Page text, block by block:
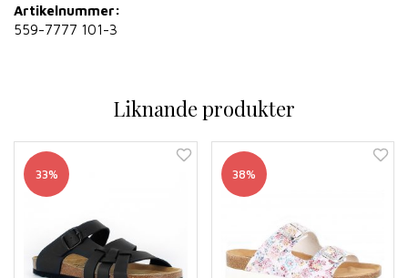
Artikelnummer:
559-7777 101-3
Liknande produkter
33% 38%